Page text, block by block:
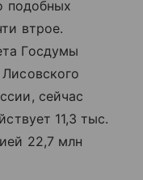
подобных
втрое.
Госдумы
сейчас
11,3 тыс.
22,7 млн